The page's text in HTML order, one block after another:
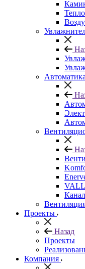
Автоматика
Проекты
Назад
Проекты
Компания